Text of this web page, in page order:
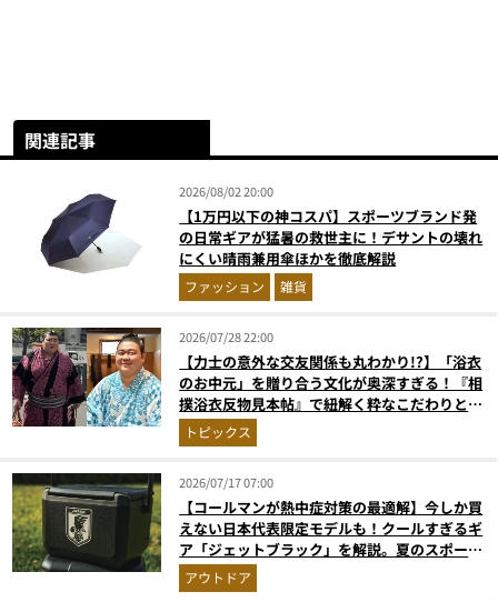
関連記事
2026/08/02 20:00
【1万円以下の神コスパ】スポーツブランド発
の日常ギアが猛暑の救世主に！デサントの壊れ
にくい晴雨兼用傘ほかを徹底解説
ファッション 雑貨
2026/07/28 22:00
【力士の意外な交友関係も丸わかり!?】「浴衣
のお中元」を贈り合う文化が奥深すぎる！『相
撲浴衣反物見本帖』で紐解く粋なこだわりとと
っておきの1着
トピックス
2026/07/17 07:00
【コールマンが熱中症対策の最適解】今しか買
えない日本代表限定モデルも！クールすぎるギ
ア「ジェットブラック」を解説。夏のスポーツ
応援＆レジャーの強い味方
アウトドア